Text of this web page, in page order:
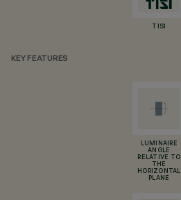
TISI
KEY FEATURES
LUMINAIRE
ANGLE
RELATIVE TO
THE
HORIZONTAL
PLANE